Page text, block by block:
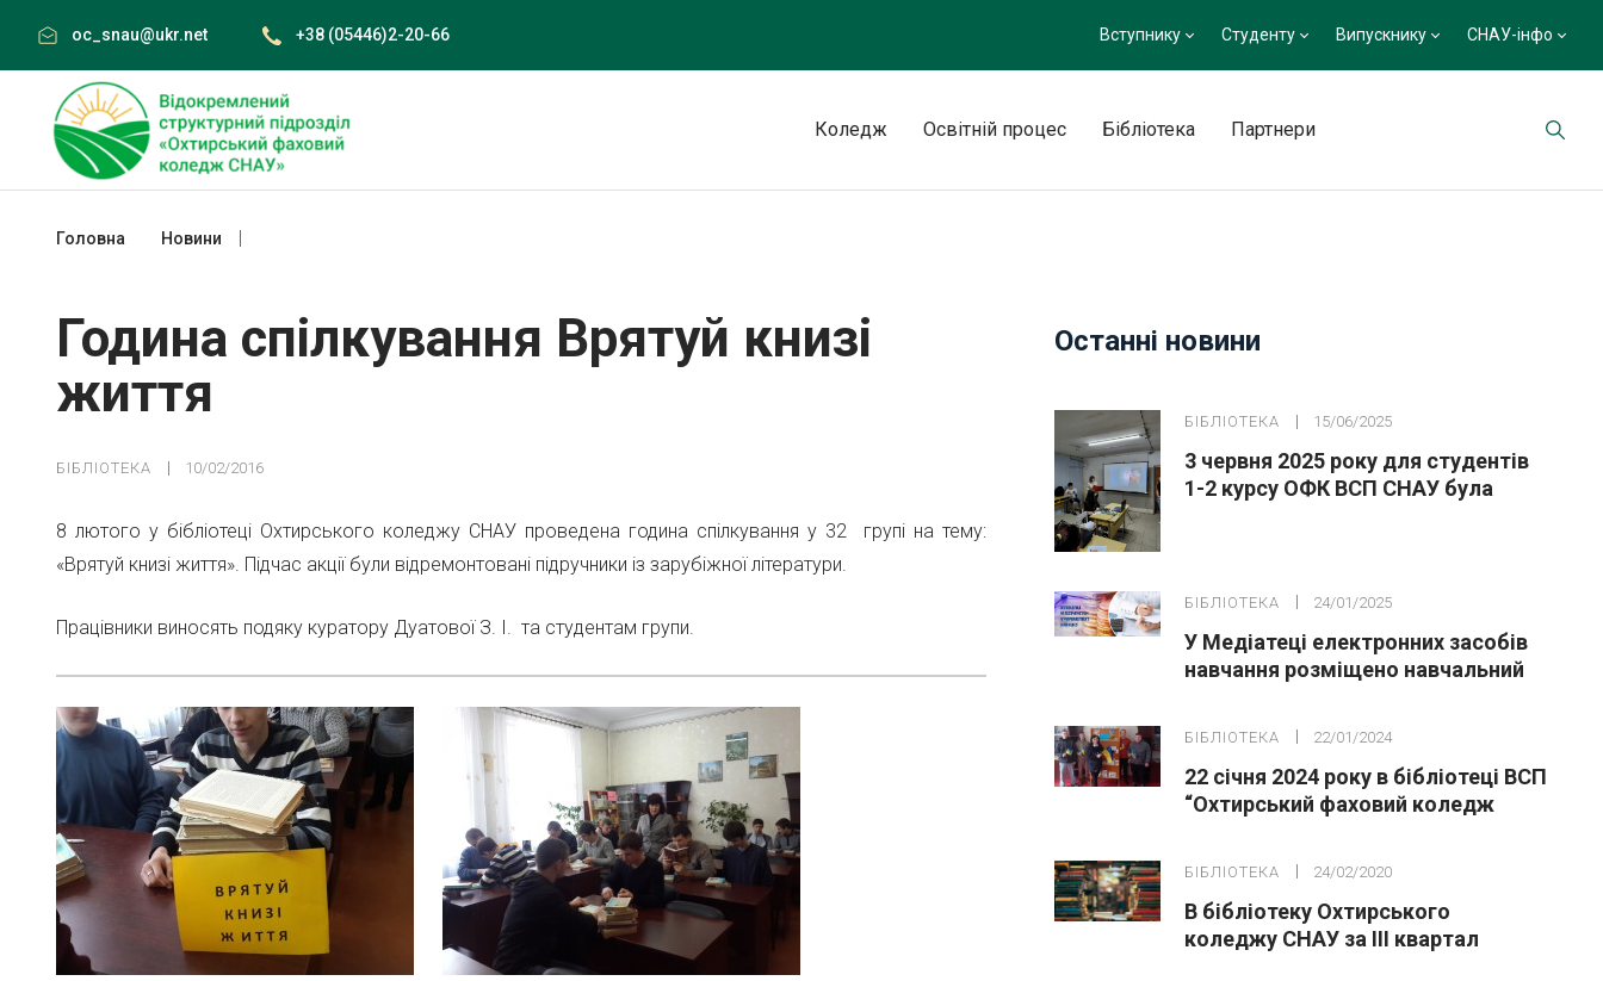
content
oc_snau@ukr.net +38 (05446)2-20-66 Вступнику Студенту Випускнику СНАУ-інфо
Коледж Освітній процес Бібліотека Партнери
Головна Новини
Година спілкування Врятуй книзі
життя
БІБЛІОТЕКА 10/02/2016
8 лютого у бібліотеці Охтирського коледжу СНАУ проведена година спілкування у 32 групі на тему:
«Врятуй книзі життя». Підчас акції були відремонтовані підручники із зарубіжної літератури.
Працівники виносять подяку куратору Дуатової З. І. та студентам групи.
Останні новини
БІБЛІОТЕКА 15/06/2025
3 червня 2025 року для студентів
1-2 курсу ОФК ВСП СНАУ була
БІБЛІОТЕКА 24/01/2025
У Медіатеці електронних засобів
навчання розміщено навчальний
БІБЛІОТЕКА 22/01/2024
22 січня 2024 року в бібліотеці ВСП
“Охтирський фаховий коледж
Дню Соборності України
БІБЛІОТЕКА 24/02/2020
В бібліотеку Охтирського
коледжу СНАУ за ІІІ квартал